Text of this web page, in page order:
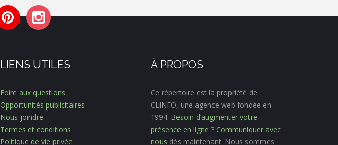
LIENS UTILES
Foire aux questions
Opportunités publicitaires
Nous joindre
Termes et conditions
Politique de vie privée
À PROPOS
Ce répertoire est la propriété de
CLiNFO, une agence web fondée en
1994. Besoin d’augmenter votre
présence en ligne ? Communiquer avec
nous dès maintenant. Nous sommes